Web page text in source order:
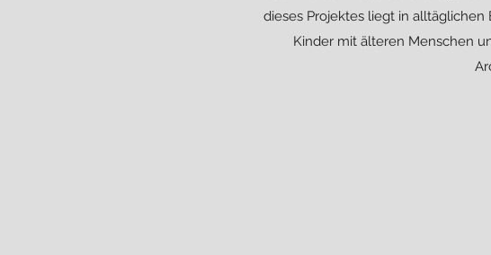
dieses Projektes liegt in
Kinder mit älteren Menschen